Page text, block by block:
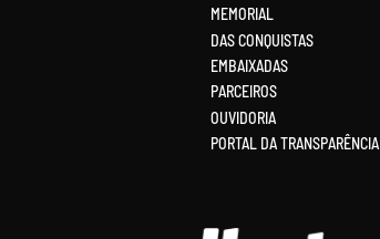
MEMORIAL
DAS CONQUISTAS
EMBAIXADAS
PARCEIROS
OUVIDORIA
PORTAL DA TRANSPARÊNCIA